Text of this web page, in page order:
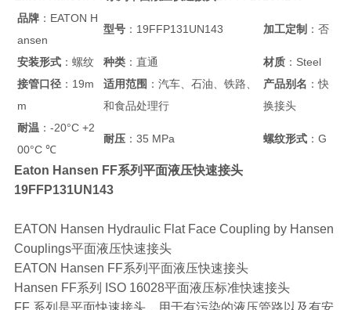
品牌：EATON H
ansen
型号：19FFP131UN143 加工定制：否
安装形式：螺纹 种类：直通 材质：Steel
接管口径：19m
m
适用范围 ：汽车、石油、铁路、
和食品处理行
产品别名 ：快
换接头
耐温 ：-20°C +2
00°C ℃
耐压：35 MPa 螺纹形式：G
Eaton Hansen FF系列平面液压快速接头
19FFP131UN143
EATON Hansen Hydraulic Flat Face Coupling by Hansen
Couplings平面液压快速接头
EATON Hansen FF系列平面液压快速接头
Hansen FF系列 ISO 16028平面液压标准快速接头
FF 系列是平面快速接头，用于有污染的液压管路以及有安